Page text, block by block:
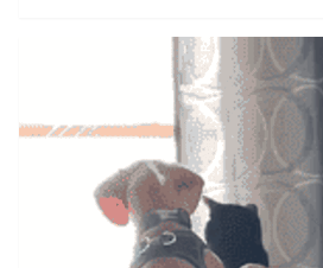
korespondencję kierowaną do
Czekając jednak na list, który
właścicielka posesji
skrzynkę. Zawartość
pozytywnie ją zaskoczyła.
postanowili urządzić niewielką
swojemu.